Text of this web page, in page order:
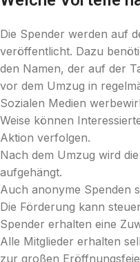
Die Spender werden auf
veröffentlicht. Dazu
den Namen, der auf der
vor dem Umzug in
Sozialen Medien
Weise können
Aktion verfolgen.
Nach dem Umzug wird
aufgehängt.
Auch anonyme Spenden
Die Förderung kann
Spender erhalten eine
Alle Mitglieder erhalten
zur großen